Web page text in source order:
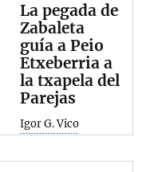
La pegada de
Zabaleta
guía a Peio
Etxeberria a
la txapela del
Parejas
Igor G. Vico